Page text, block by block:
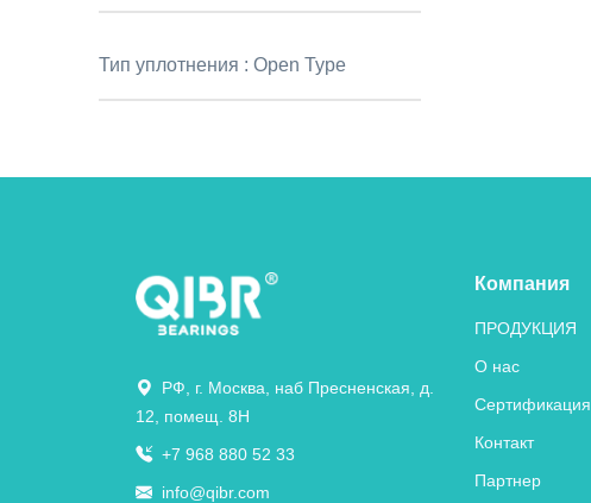
Тип уплотнения :Open Type
РФ, г. Москва, наб Пресненская, д.
12, помещ. 8Н
+7 968 880 52 33
info@qibr.com
Компания
ПРОДУКЦИЯ
О нас
Сертификация
Контакт
Партнер